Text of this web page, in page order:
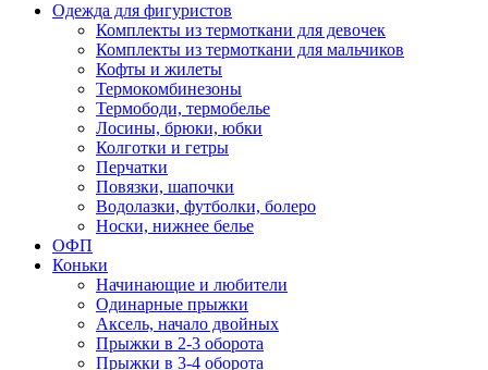
Одежда для фигуристов
Комплекты из термоткани для девочек
Комплекты из термоткани для мальчиков
Кофты и жилеты
Термокомбинезоны
Термободи, термобелье
Лосины, брюки, юбки
Колготки и гетры
Перчатки
Повязки, шапочки
Водолазки, футболки, болеро
Носки, нижнее белье
ОФП
Коньки
Начинающие и любители
Одинарные прыжки
Аксель, начало двойных
Прыжки в 2-3 оборота
Прыжки в 3-4 оборота